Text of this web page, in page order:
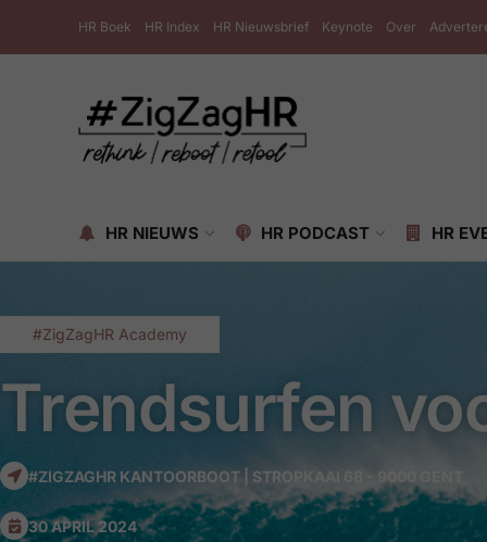
HR Boek HR Index HR Nieuwsbrief Keynote Over
HR NIEUWS HR PODCAST HR
#ZigZagHR Academy
Trendsurfen
#ZIGZAGHR KANTOORBOOT | STROPKAAI 68 - 9000 GENT
30 APRIL 2024